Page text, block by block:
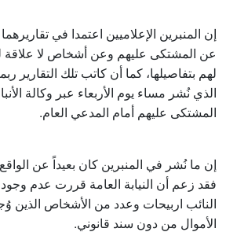
إن المنبرين الإعلاميين اعتمدا في
عن المشتكى عليهم وعن أشخاص لا علاقة
لهم بتفاصيلها، كما أن كاتب تلك التقارير
الذي نُشر مساء يوم الأربعاء عبر وكالة
المشتكى عليهم أمام المدعي العام.
إن ما نُشر في المنبرين كان بعيداً عن
فقد زعم أن النيابة العامة قررت عدم
النائب اربيحات وعدد من الأشخاص الذين
الأموال من دون سند قانوني.